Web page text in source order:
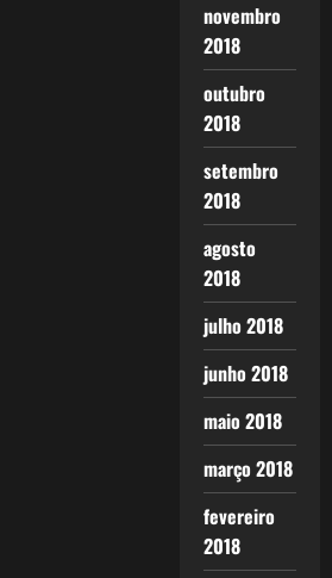
novembro
2018
outubro
2018
setembro
2018
agosto
2018
julho 2018
junho 2018
maio 2018
março 2018
fevereiro
2018